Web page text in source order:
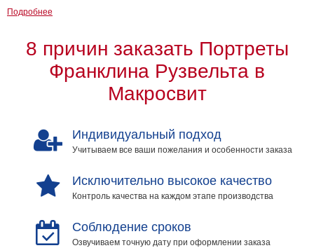
для
Печать
размеров
Подробнее
8 причин заказать Портреты
Франклина Рузвельта в
Макросвит
Индивидуальный подход
Учитываем все ваши пожелания и особенности заказа
Исключительно высокое качество
Контроль качества на каждом этапе производства
Соблюдение сроков
Озвучиваем точную дату при оформлении заказа